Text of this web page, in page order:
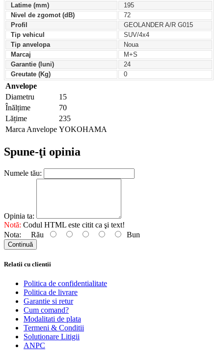
Latime (mm)
195
Nivel de zgomot (dB)
72
Profil
GEOLANDER A/R G015
Tip vehicul
SUV/4x4
Tip anvelopa
Noua
Marcaj
M+S
Garantie (luni)
24
Greutate (Kg)
0
Anvelope
Diametru
15
Înălțime
70
Lățime
235
Marca Anvelope YOKOHAMA
Spune-ţi opinia
Numele tău:
Opinia ta:
Notă: Codul HTML este citit ca şi text!
Nota: Rău Bun
Continuă
Relatii cu clientii
Politica de confidentialitate
Politica de livrare
Garantie si retur
Cum comand?
Modalitati de plata
Termeni & Conditii
Solutionare Litigii
ANPC